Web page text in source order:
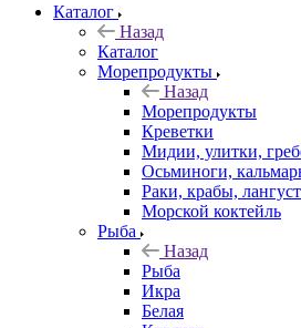
Каталог
Назад
Каталог
Морепродукты
Назад
Морепродукты
Креветки
Мидии, улитки,
Осьминоги,
Раки, крабы,
Морской коктейль
Рыба
Назад
Рыба
Икра
Белая